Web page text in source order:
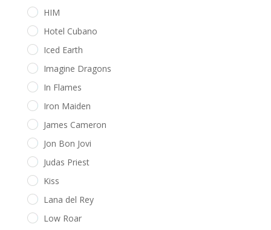
HIM
Hotel Cubano
Iced Earth
Imagine Dragons
In Flames
Iron Maiden
James Cameron
Jon Bon Jovi
Judas Priest
Kiss
Lana del Rey
Low Roar